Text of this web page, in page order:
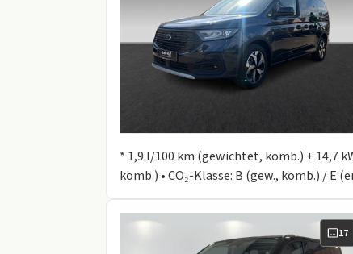
* 1,9 l/100 km (gewichtet, komb.) + 14,7
komb.) • CO₂-Klasse: B (gew., komb.) / E
17